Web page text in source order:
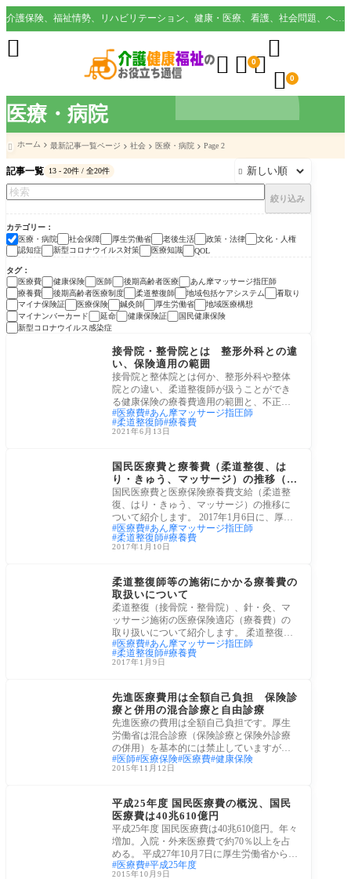
医療・病院
介護保険、福祉情勢、リハビリテーション、健康・医療、看護、社会問題、ヘルスケア業界など様々な切り口から役立つ情報を配信。
  0

 0

 ホーム 最新記事一覧ページ 社会 医療・病院 Page 2
記事一覧 13 - 20件 / 全20件 
絞り込み
カテゴリー
医療・病院
社会保障 厚生労働省 老後生活 政策・法律
文化・人権
認知症
新型コロナウイルス対策 医療知識 QOL
タグ
医療費
健康保険 医師 後期高齢者医療
あん摩マッサージ指圧師
療養費
後期高齢者医療制度 柔道整復師 地域包括ケアシステム
看取り
マイナ保険証
医療保険 鍼灸師 厚生労働省
地域医療構想
マイナンバーカード
延命 健康保険証
国民健康保険
新型コロナウイルス感染症
医療・病院
接骨院・整骨院とは 整形外科との違
い、保険適用の範囲
接骨院と整体院とは何か、整形外科や整体
院との違い、柔道整復師が扱うことができ
る健康保険の療養費適用の範囲と、不正請
求の例
医療費 あん摩マッサージ指圧師
柔道整復師 療養費
2021年6月13日
国民医療費と療養費（柔道整復、は
り・きゅう、マッサージ）の推移（2
017年1月発表）
国民医療費と医療保険療養費支給（柔道整
復、はり・きゅう、マッサージ）の推移に
ついて紹介します。 2017年1月6日に、厚生
労働省
医療費 あん摩マッサージ指圧師
柔道整復師 療養費
2017年1月10日
柔道整復師等の施術にかかる療養費の
取扱いについて
柔道整復（接骨院・整骨院）、針・灸、マ
ッサージ施術の医療保険適応（療養費）の
取り扱いについて紹介します。 柔道整復師
の施
医療費 あん摩マッサージ指圧師
柔道整復師 療養費
2017年1月9日
先進医療費用は全額自己負担 保険診
療と併用の混合診療と自由診療
先進医療の費用は全額自己負担です。厚生
労働省は混合診療（保険診療と保険外診療
の併用）を基本的には禁止していますが、
自由診
医師 医療保険 医療費 健康保険
2015年11月12日
平成25年度 国民医療費の概況、国民
医療費は40兆610億円
平成25年度 国民医療費は40兆610億円。年々
増加。入院・外来医療費で約70％以上を占
める。 平成27年10月7日に厚生労働省から平
成25年度
医療費 平成25年度
2015年10月9日